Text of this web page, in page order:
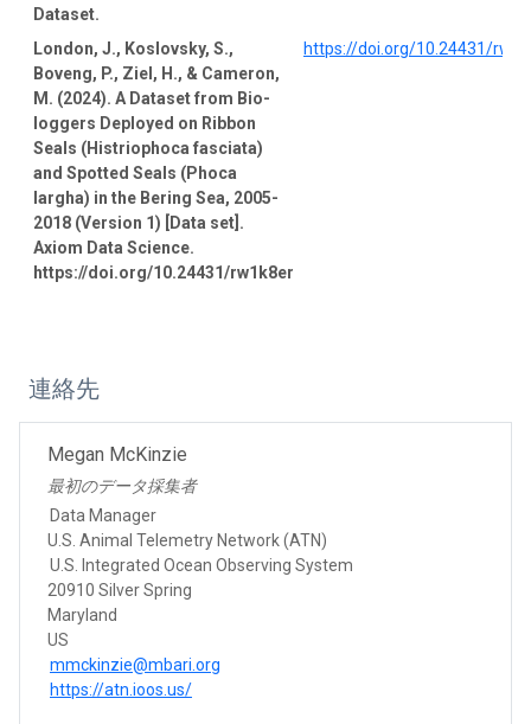
Dataset.
London, J., Koslovsky, S.,
Boveng, P., Ziel, H., & Cameron,
M. (2024). A Dataset from Bio-
loggers Deployed on Ribbon
Seals (Histriophoca fasciata)
and Spotted Seals (Phoca
largha) in the Bering Sea, 2005-
2018 (Version 1) [Data set].
Axiom Data Science.
https://doi.org/10.24431/rw1k8er
https://doi.org/10.24431/
連絡先
Megan McKinzie
最初のデータ採集者
Data Manager
U.S. Animal Telemetry Network (ATN)
U.S. Integrated Ocean Observing System
20910 Silver Spring
Maryland
US
mmckinzie@mbari.org
https://atn.ioos.us/